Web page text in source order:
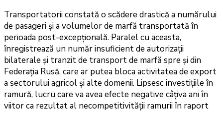
Transportatorii constată o scădere drastică a numărului
de pasageri și a volumelor de marfă transportată în
perioada post-excepțională. Paralel cu aceasta,
înregistrează un număr insuficient de autorizații
bilaterale și tranzit de transport de marfă spre și din
Federația Rusă, care ar putea bloca activitatea de export
a sectorului agricol și alte domenii. Lipsesc investițiile în
ramură, lucru care va avea efecte negative câțiva ani în
viitor ca rezultat al necompetitivității ramurii în raport